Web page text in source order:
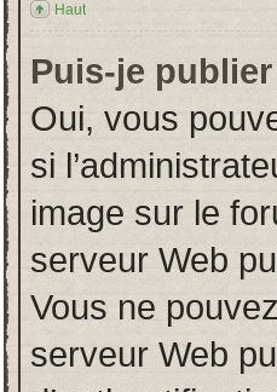
Haut
Puis-je
Oui, vous
si
image sur le
serveur Web
Vous ne
serveur Web